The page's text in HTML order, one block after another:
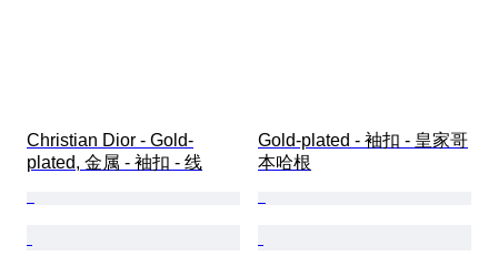
Christian Dior - Gold-
plated, 金属 - 袖扣 - 线
Gold-plated - 袖扣 - 皇家哥
本哈根